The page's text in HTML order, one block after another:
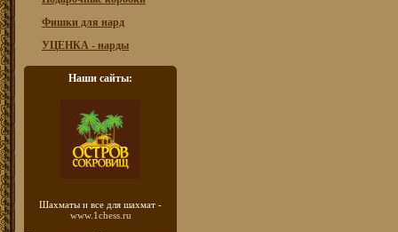
Фишки для нард
УЦЕНКА - нарды
Наши сайты:
Шахматы и все для шахмат -
www.1chess.ru